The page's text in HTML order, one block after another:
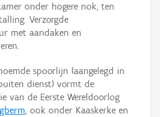
onder hogere nok, ten
Verzorgde
met aandaken en
spoorlijn (aangelegd in
dienst) vormt de
van de Eerste Wereldoorlog
, ook onder Kaaskerke en